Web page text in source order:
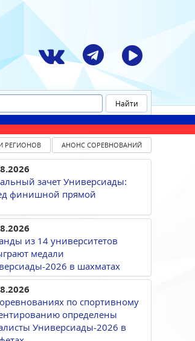
РЕГИОНОВ АНОНС СОРЕВНОВАНИЙ
зачет Универсиады:
финишной прямой
из 14 университетов
медали
2026 в шахматах
по спортивному
определены
Универсиады-2026 в